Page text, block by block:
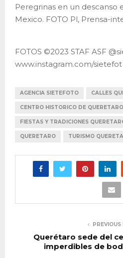
Peregrinas en un descanso
Mexico. FOTO Pl, Prensa-
FOTOS ©2023 STAF ASF
www.instagram.com/sietefot
AGENCIA SIETEFOTO CALLES
CENTRO HISTORICO DE QUERETARO
FIESTAS Y TRADICIONES
QUERETARO TURISMO
PREVIOUS
Querétaro sede del
imperdibles de